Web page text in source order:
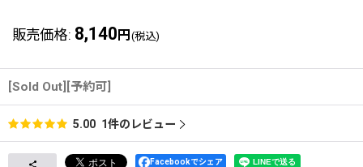
販売価格: 8,140 円 (税込)
[Sold Out][予約可]
5.00 1件のレビュー
Facebookでシェア